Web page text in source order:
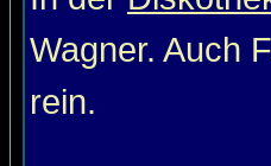
Wagner. Auch
rein.